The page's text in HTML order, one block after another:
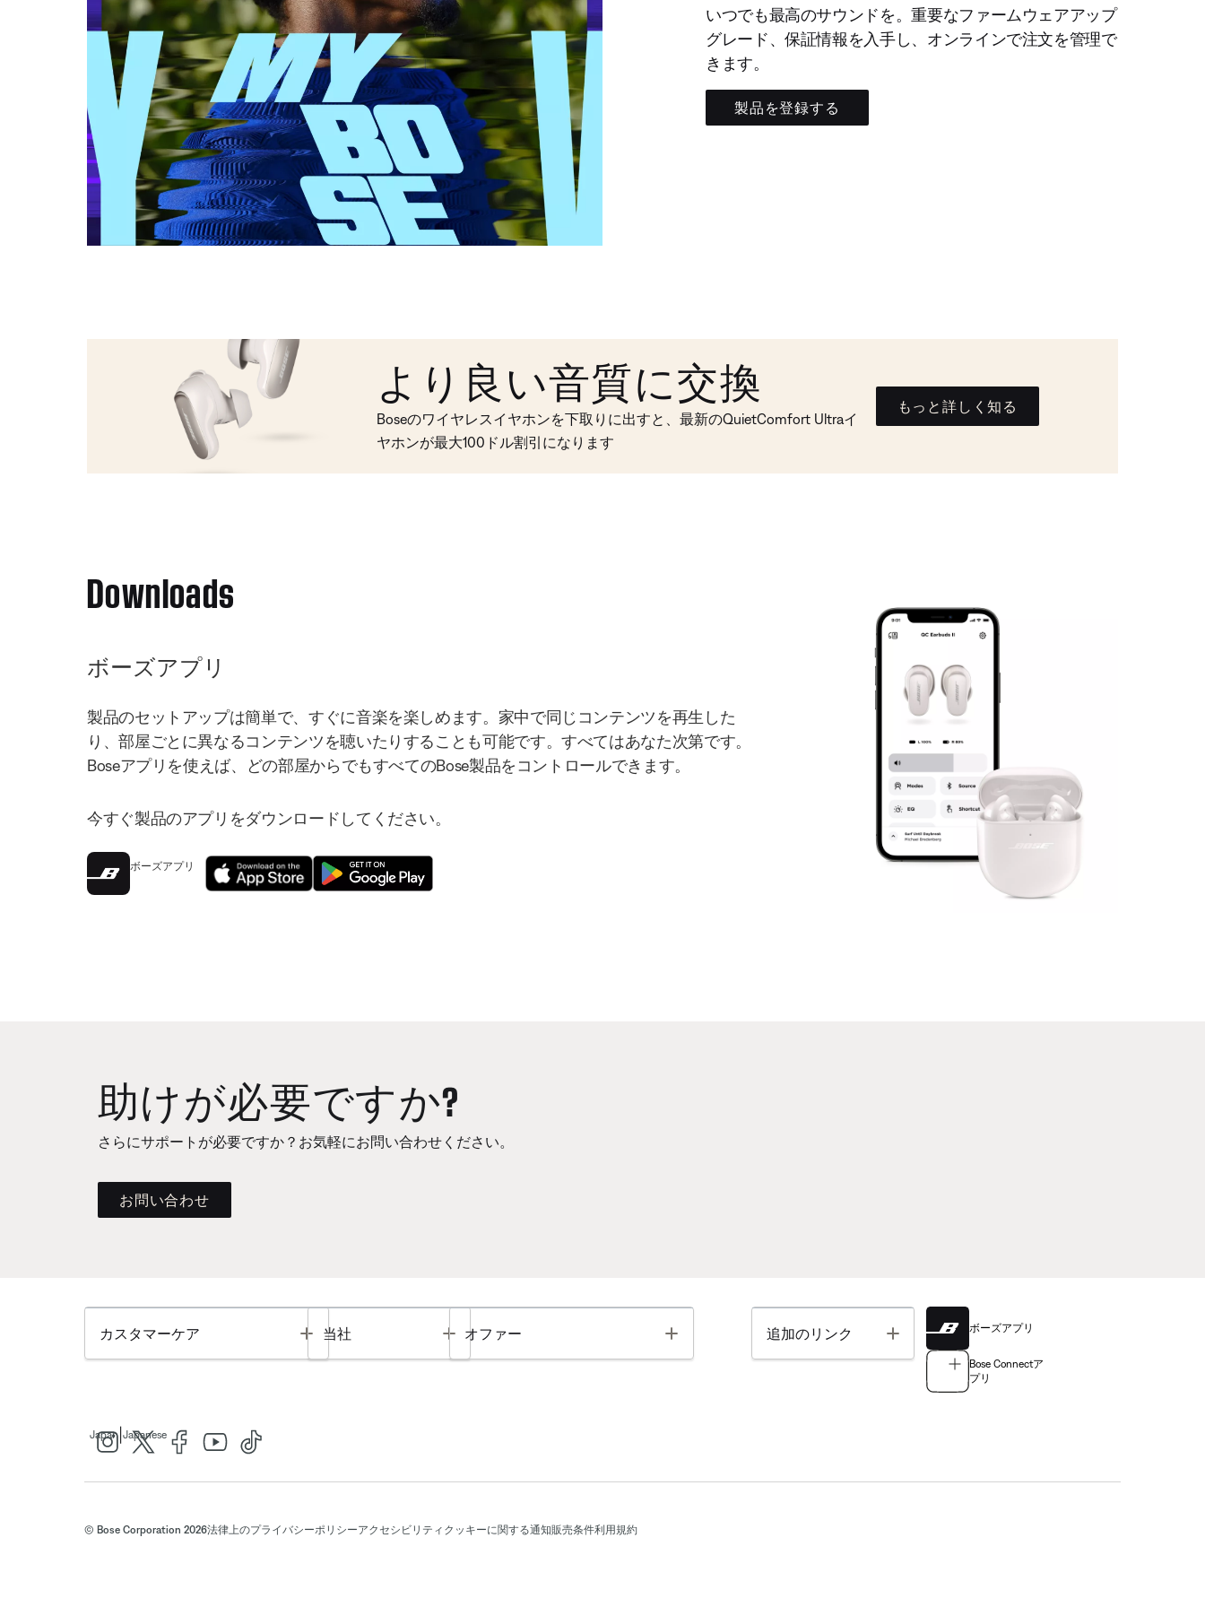
いつでも最高のサウンドを。重要なファームウェアアップ
グレード、保証情報を入手し、オンラインで注文を管理で
きます。
製品を登録する
より良い音質に交換
Boseのワイヤレスイヤホンを下取りに出すと、最新のQuietComfort Ultraイ
ヤホンが最大100ドル割引になります
もっと詳しく知る
Downloads
ボーズアプリ
製品のセットアップは簡単で、すぐに音楽を楽しめます。家中で同じコンテンツを再生した
り、部屋ごとに異なるコンテンツを聴いたりすることも可能です。すべてはあなた次第です。
Boseアプリを使えば、どの部屋からでもすべてのBose製品をコントロールできます。
今すぐ製品のアプリをダウンロードしてください。
ボーズアプリ
助けが必要ですか?
さらにサポートが必要ですか？お気軽にお問い合わせください。
お問い合わせ
カスタマーケア Toggle
当社 Toggle
オファー Toggle 追加のリンク Toggle ボーズアプリ
Bose Connectア
プリ
Japan Japanese
© Bose Corporation 2026法律上のプライバシーポリシーアクセシビリティ クッキーに関する通知販売条件利用規約